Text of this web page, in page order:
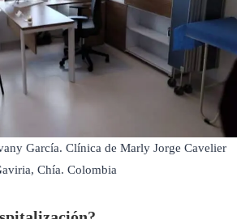
García. Clínica de Marly Jorge Cavelier
Chía. Colombia